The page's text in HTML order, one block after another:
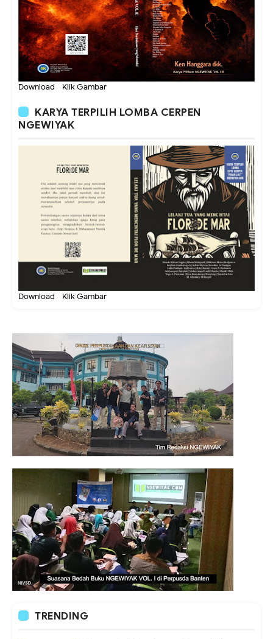
Download - Klik Gambar
KARYA TERPILIH LOMBA CERPEN
NGEWIYAK
Download - Klik Gambar
TRENDING